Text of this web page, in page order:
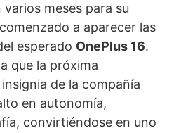
meses para su
a aparecer las
esperado OnePlus 16.
que la próxima
de la compañía
en autonomía,
convirtiéndose en uno